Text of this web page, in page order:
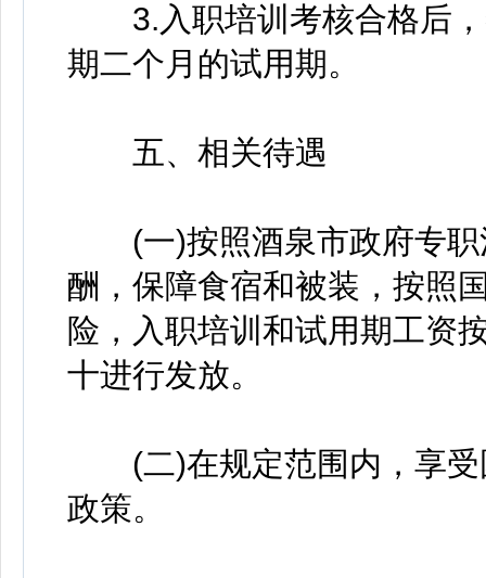
3.入职培训考核合格后，
期二个月的试用期。
五、相关待遇
(一)按照酒泉市政府专职
酬，保障食宿和被装，按照
险，入职培训和试用期工资
十进行发放。
(二)在规定范围内，享受
政策。